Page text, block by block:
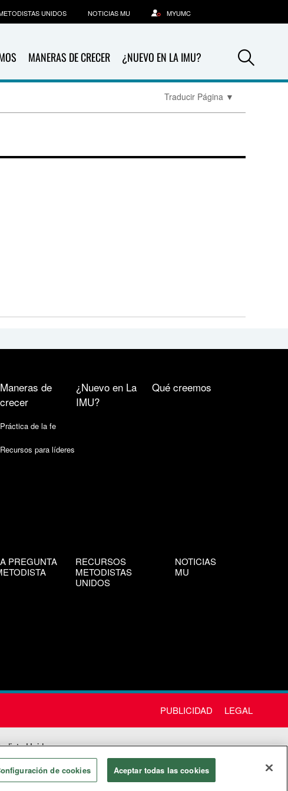
MANERAS DE CRECER ¿NUEVO EN LA IMU?
UNIDOS NOTICIAS MU MYUMC
Traducir Página ▼
Maneras de
crecer
Práctica de la fe
Recursos para líderes
¿Nuevo en La
IMU?
Qué creemos
PREGUNTA
RECURSOS
METODISTAS
UNIDOS
NOTICIAS
MU
PUBLICIDAD LEGAL
Unida
de cookies Aceptar todas las cookies